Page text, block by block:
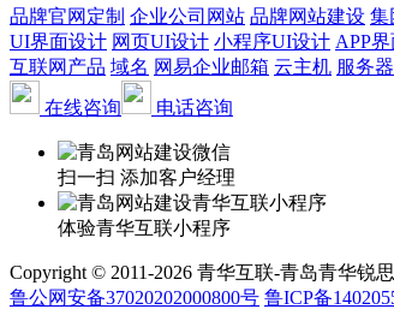
品牌官网定制 企业公司网站 品牌网站建设 集
UI界面设计 网页UI设计 小程序UI设计 APP
互联网产品 域名 网易企业邮箱 云主机 服务器
在线咨询
电话咨询
扫一扫 添加客户经理
体验青华互联小程序
Copyright © 2011-2026 青华互联-青岛青华锐
鲁公网安备37020202000800号 鲁ICP备